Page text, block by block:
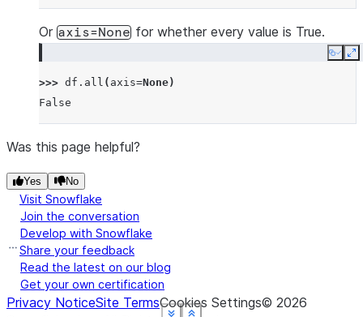
Or axis=None for whether every value is True.
Copy
>>> df . all ( axis=None)
False
Was this page helpful?
Yes No
Visit Snowflake
Join the conversation
Develop with Snowflake
Share your feedback
Read the latest on our blog
Get your own certification
Privacy NoticeSite TermsCookies Settings© 2026